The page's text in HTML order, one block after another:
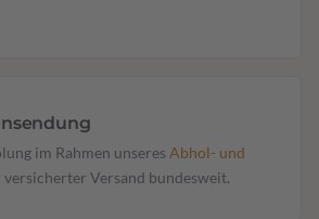
im Rahmen unseres Abhol- und
versicherter Versand bundesweit.